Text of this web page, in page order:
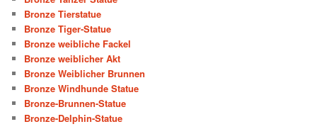
Bronze Tierstatue
Bronze Tiger-Statue
Bronze weibliche Fackel
Bronze weiblicher Akt
Bronze Weiblicher Brunnen
Bronze Windhunde Statue
Bronze-Brunnen-Statue
Bronze-Delphin-Statue